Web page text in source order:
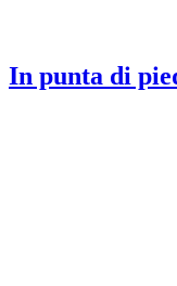
In punta di